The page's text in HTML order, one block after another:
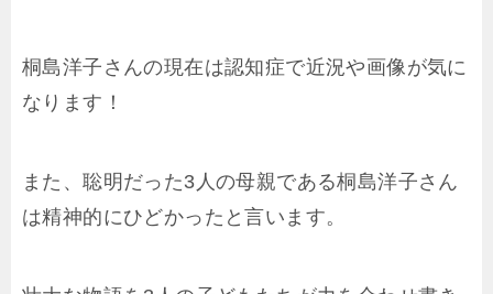
桐島洋子さんの現在は認知症で近況や画像が気に
なります！
また、聡明だった3人の母親である桐島洋子さん
は精神的にひどかったと言います。